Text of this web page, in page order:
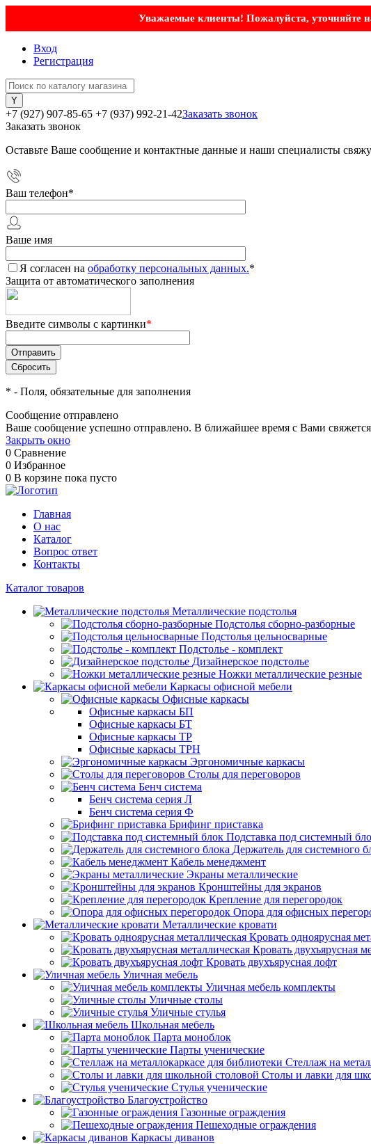
Уважаемые клиенты! Пожалуйста, уточняйте
Вход
Регистрация
+7 (927) 907-85-65 +7 (937) 992-21-42Заказать звонок
Заказать звонок
Оставьте Ваше сообщение и контактные данные и наши специалисты
Ваш телефон*
Ваше имя
Я согласен на обработку персональных данных.*
Защита от автоматического заполнения
Введите символы с картинки*
* - Поля, обязательные для заполнения
Сообщение отправлено
Ваше сообщение успешно отправлено. В ближайшее время с Вами
Закрыть окно
0 Сравнение
0 Избранное
0 В корзине пока пусто
Главная
О нас
Каталог
Вопрос ответ
Контакты
Каталог товаров
Металлические подстолья
Подстолья сборно-разборные
Подстолья цельносварные
Подстолье - комплект
Дизайнерское подстолье
Ножки металлические резные
Каркасы офисной мебели
Офисные каркасы
Офисные каркасы БП
Офисные каркасы БТ
Офисные каркасы ТР
Офисные каркасы ТРН
Эргономичные каркасы
Столы для переговоров
Бенч система
Бенч система серия Л
Бенч система серия Ф
Брифинг приставка
Подставка под системный
Держатель для системного
Кабель менеджмент
Экраны металлические
Кронштейны для экранов
Крепление для перегородок
Опора для офисных
Металлические кровати
Кровать одноярусная
Кровать двухъярусная
Кровать двухъярусная лофт
Уличная мебель
Уличная мебель комплекты
Уличные столы
Уличные стулья
Школьная мебель
Парта моноблок
Парты ученические
Стеллаж на
Столы и лавки для
Стулья ученические
Благоустройство
Газонные ограждения
Пешеходные ограждения
Каркасы диванов